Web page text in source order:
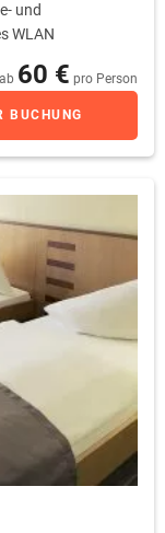
und
WLAN
ab 60 € pro Person
BUCHUNG